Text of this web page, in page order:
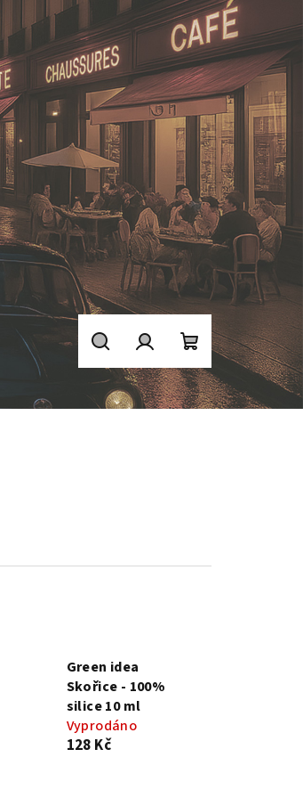
HledatPřihlášeníNákupní
Green idea
Skořice - 100%
silice 10 ml
Vyprodáno
128 Kč